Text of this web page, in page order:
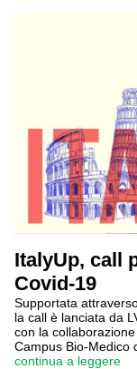
ItalyUp, call
Covid-19
Supportata
la call è lanciata da
con la
Campus Bio-Medico
continua a leggere